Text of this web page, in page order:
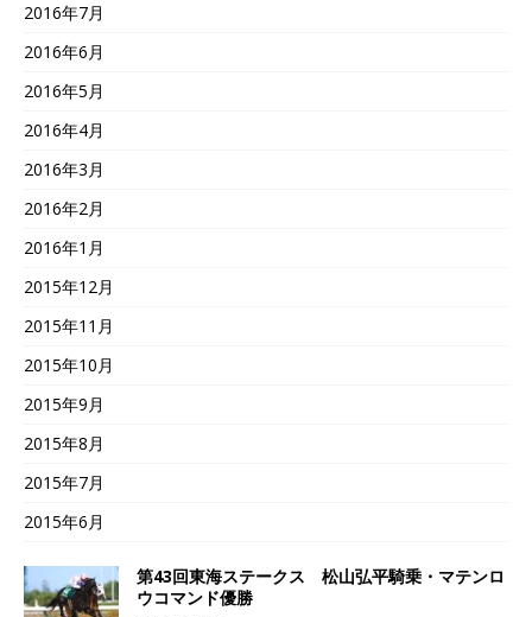
2016年7月
2016年6月
2016年5月
2016年4月
2016年3月
2016年2月
2016年1月
2015年12月
2015年11月
2015年10月
2015年9月
2015年8月
2015年7月
2015年6月
第43回東海ステークス 松山弘平騎乗・マテンロ
ウコマンド優勝